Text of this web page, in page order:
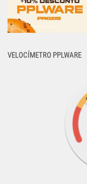
VELOCÍMETRO PPLWARE